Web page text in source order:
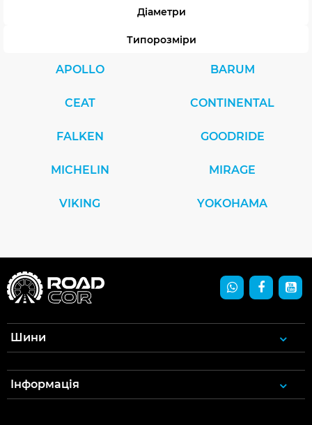
Діаметри
Типорозміри
APOLLO BARUM
CEAT CONTINENTAL
FALKEN GOODRIDE
MICHELIN MIRAGE
VIKING YOKOHAMA
Шини
Інформація